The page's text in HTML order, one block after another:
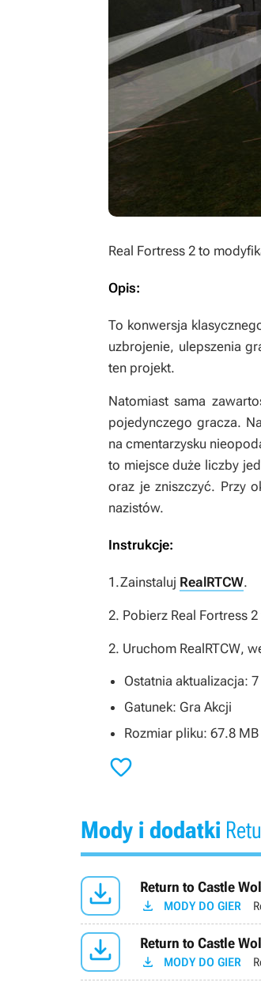
Real Fortress 2 to
Opis:
To konwersja
uzbrojenie, ulepszenia
ten projekt.
Natomiast sama
pojedynczego gracza.
na cmentarzysku
to miejsce duże liczby
oraz je zniszczyć. Przy
nazistów.
Instrukcje:
1.Zainstaluj RealRTCW.
2. Pobierz Real Fortress 2
2. Uruchom RealRTCW,
Ostatnia aktualizacja:
Gatunek: Gra Akcji
Rozmiar pliku: 67.8 MB

Mody i dodatki
 Return to Castle
 MODY DO GIER
 Return to Castle
 MODY DO GIER